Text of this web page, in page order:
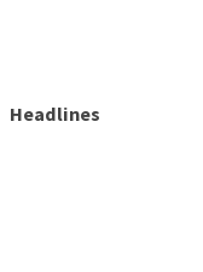
Headlines